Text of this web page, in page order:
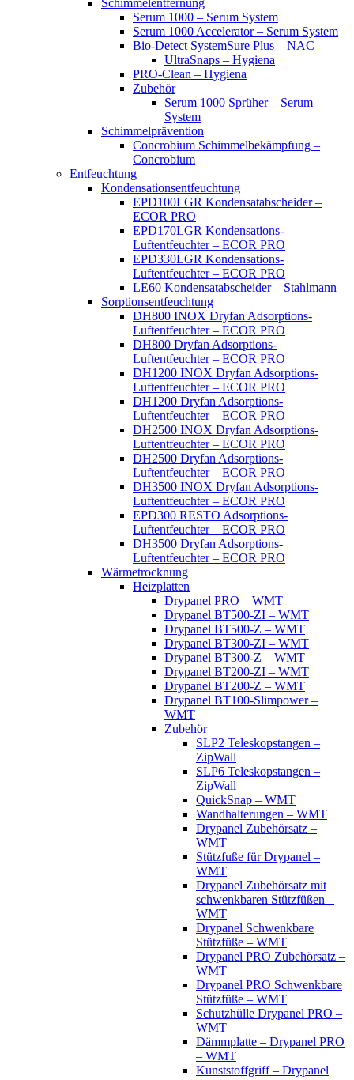
Schimmelentfernung
Serum 1000 – Serum System
Serum 1000 Accelerator – Serum System
Bio-Detect SystemSure Plus – NAC
UltraSnaps – Hygiena
PRO-Clean – Hygiena
Zubehör
Serum 1000 Sprüher – Serum
System
Schimmelprävention
Concrobium Schimmelbekämpfung –
Concrobium
Entfeuchtung
Kondensationsentfeuchtung
EPD100LGR Kondensatabscheider –
ECOR PRO
EPD170LGR Kondensations-
Luftentfeuchter – ECOR PRO
EPD330LGR Kondensations-
Luftentfeuchter – ECOR PRO
LE60 Kondensatabscheider – Stahlmann
Sorptionsentfeuchtung
DH800 INOX Dryfan Adsorptions-
Luftentfeuchter – ECOR PRO
DH800 Dryfan Adsorptions-
Luftentfeuchter – ECOR PRO
DH1200 INOX Dryfan Adsorptions-
Luftentfeuchter – ECOR PRO
DH1200 Dryfan Adsorptions-
Luftentfeuchter – ECOR PRO
DH2500 INOX Dryfan Adsorptions-
Luftentfeuchter – ECOR PRO
DH2500 Dryfan Adsorptions-
Luftentfeuchter – ECOR PRO
DH3500 INOX Dryfan Adsorptions-
Luftentfeuchter – ECOR PRO
EPD300 RESTO Adsorptions-
Luftentfeuchter – ECOR PRO
DH3500 Dryfan Adsorptions-
Luftentfeuchter – ECOR PRO
Wärmetrocknung
Heizplatten
Drypanel PRO – WMT
Drypanel BT500-ZI – WMT
Drypanel BT500-Z – WMT
Drypanel BT300-ZI – WMT
Drypanel BT300-Z – WMT
Drypanel BT200-ZI – WMT
Drypanel BT200-Z – WMT
Drypanel BT100-Slimpower –
WMT
Zubehör
SLP2 Teleskopstangen –
ZipWall
SLP6 Teleskopstangen –
ZipWall
QuickSnap – WMT
Wandhalterungen – WMT
Drypanel Zubehörsatz –
WMT
Stützfuße für Drypanel –
WMT
Drypanel Zubehörsatz mit
schwenkbaren Stützfüßen –
WMT
Drypanel Schwenkbare
Stützfüße – WMT
Drypanel PRO Zubehörsatz –
WMT
Drypanel PRO Schwenkbare
Stützfüße – WMT
Schutzhülle Drypanel PRO –
WMT
Dämmplatte – Drypanel PRO
– WMT
Kunststoffgriff – Drypanel